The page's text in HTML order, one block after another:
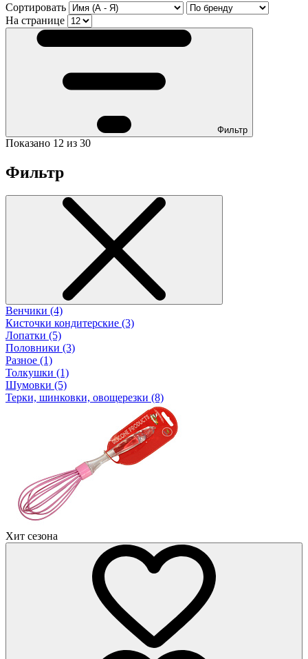
Сортировать
На странице
Фильтр
Показано 12 из 30
Фильтр
Венчики (4)
Кисточки кондитерские (3)
Лопатки (5)
Половники (3)
Разное (1)
Толкушки (1)
Шумовки (5)
Терки, шинковки, овощерезки (8)
Хит сезона